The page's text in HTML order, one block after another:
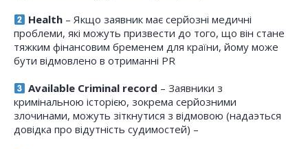
Health – Якщо заявник має серйозні медичні
проблеми, які можуть призвести до того, що він стане
тяжким фінансовим бременем для країни, йому може
бути відмовлено в отриманні PR
Available Criminal record – Заявники з
кримінальною історією, зокрема серйозними
злочинами, можуть зіткнутися з відмовою (надаэться
довідка про відутність судимостей) –